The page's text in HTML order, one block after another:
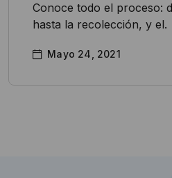
Conoce todo el proceso:
hasta la recolección, y el.
Mayo 24, 2021